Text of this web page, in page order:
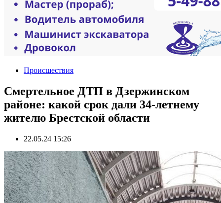
Происшествия
Смертельное ДТП в Дзержинском
районе: какой срок дали 34-летнему
жителю Брестской области
22.05.24 15:26